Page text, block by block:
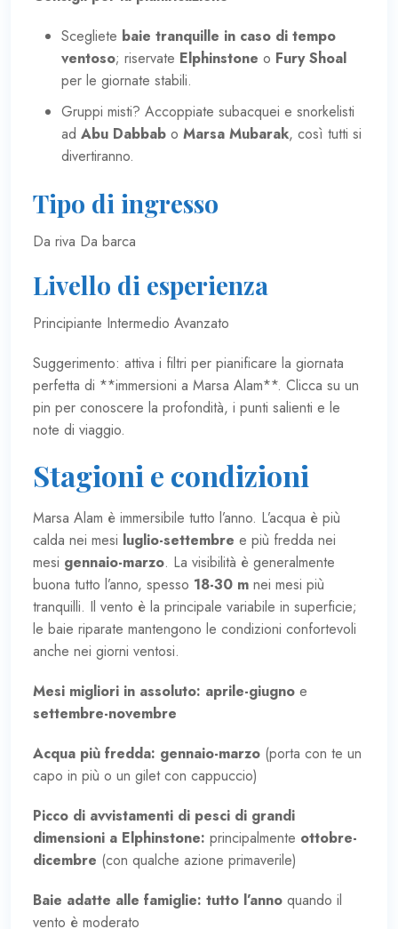
Scegliete baie tranquille in caso di tempo
ventoso; riservate Elphinstone o Fury Shoal
per le giornate stabili.
Gruppi misti? Accoppiate subacquei e snorkelisti
ad Abu Dabbab o Marsa Mubarak, così tutti si
divertiranno.
Tipo di ingresso
Da riva Da barca
Livello di esperienza
Principiante Intermedio Avanzato
Suggerimento: attiva i filtri per pianificare la giornata
perfetta di **immersioni a Marsa Alam**. Clicca su un
pin per conoscere la profondità, i punti salienti e le
note di viaggio.
Stagioni e condizioni
Marsa Alam è immersibile tutto l’anno. L’acqua è più
calda nei mesi luglio-settembre e più fredda nei
mesi gennaio-marzo. La visibilità è generalmente
buona tutto l’anno, spesso 18-30 m nei mesi più
tranquilli. Il vento è la principale variabile in superficie;
le baie riparate mantengono le condizioni confortevoli
anche nei giorni ventosi.
Mesi migliori in assoluto: aprile-giugno e
settembre-novembre
Acqua più fredda: gennaio-marzo (porta con te un
capo in più o un gilet con cappuccio)
Picco di avvistamenti di pesci di grandi
dimensioni a Elphinstone: principalmente ottobre-
dicembre (con qualche azione primaverile)
Baie adatte alle famiglie: tutto l’anno quando il
vento è moderato